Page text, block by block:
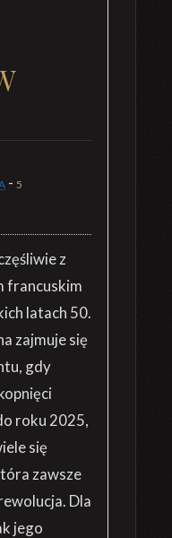
- 5
z
francuskim
latach 50.
zajmuje się
gdy
roku 2025,
się
zawsze
Dla
jego